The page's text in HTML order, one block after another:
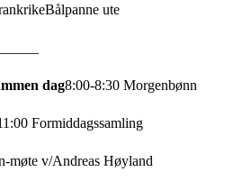
Bålpanne ute
dag8:00-8:30 Morgenbønn
Formiddagssamling
møte v/Andreas Høyland